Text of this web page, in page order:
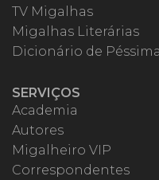
TV Migalhas
Migalhas Literárias
Dicionário de
SERVIÇOS
Academia
Autores
Migalheiro VIP
Correspondentes